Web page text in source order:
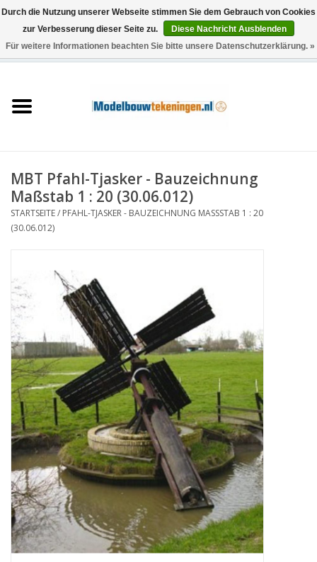
0 Artikel - €0,00
Schiffe
Holzbau
Landschaft
Maschinen
Dokumentation
Zeitschriften
Neue Zeichnungen
NEUE ZEITSCHRIFTEN
ABONNEMENT DER
MODELLBAUER
Baubeschreibungen
MBT Pfahl-Tjasker - Bauzeichnung
Maßstab 1 : 20 (30.06.012)
STARTSEITE/ PFAHL-TJASKER - BAUZEICHNUNG MASSSTAB 1 : 20 (
30.06.012)
Durch die Nutzung unserer Webseite stimmen Sie dem Gebrauch von Cookies
zur Verbesserung dieser Seite zu.
Diese Nachricht Ausblenden
Für weitere Informationen beachten Sie bitte unsere Datenschutzerklärung. »